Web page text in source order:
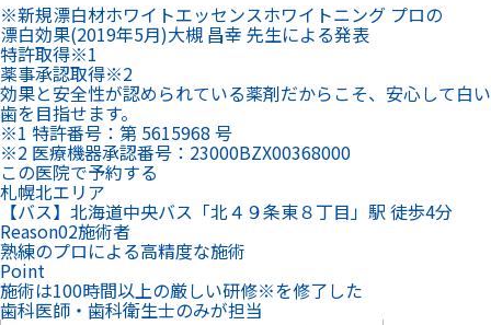
※新規漂白材ホワイトエッセンスホワイトニング プロの
漂白効果(2019年5月)大槻 昌幸 先生による発表
特許取得※1
薬事承認取得※2
効果と安全性が認められている薬剤だからこそ、安心して白い
歯を目指せます。
※1 特許番号：第 5615968 号
※2 医療機器承認番号：23000BZX00368000
この医院で予約する
札幌北エリア
【バス】北海道中央バス「北４９条東８丁目」駅 徒歩4分
Reason02施術者
熟練のプロによる高精度な施術
Point
施術は100時間以上の厳しい研修※を修了した
歯科医師・歯科衛生士のみが担当